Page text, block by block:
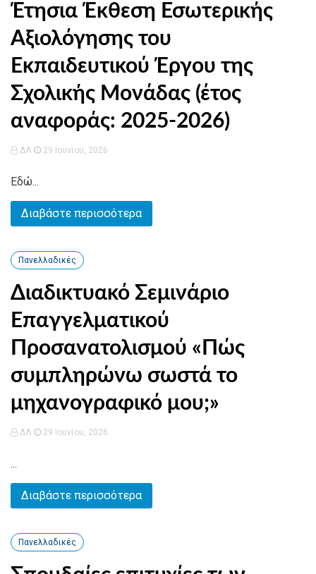
Έτησια Έκθεση Εσωτερικής
Αξιολόγησης του
Εκπαιδευτικού Έργου της
Σχολικής Μονάδας (έτος
αναφοράς: 2025-2026)
ΔΛ 29 Ιουνίου, 2026
Εδώ...
Διαβάστε περισσότερα
Πανελλαδικές
Διαδικτυακό Σεμινάριο
Επαγγελματικού
Προσανατολισμού «Πώς
συμπληρώνω σωστά το
μηχανογραφικό μου;»
ΔΛ 29 Ιουνίου, 2026
...
Διαβάστε περισσότερα
Πανελλαδικές